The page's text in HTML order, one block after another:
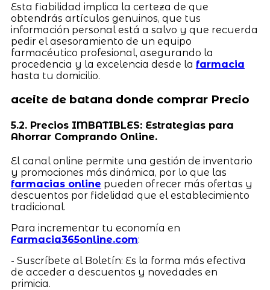
Esta fiabilidad implica la certeza de que
obtendrás artículos genuinos, que tus
información personal está a salvo y que recuerda
pedir el asesoramiento de un equipo
farmacéutico profesional, asegurando la
procedencia y la excelencia desde la farmacia
hasta tu domicilio.
aceite de batana donde comprar Precio
5.2. Precios IMBATIBLES: Estrategias para
Ahorrar Comprando Online.
El canal online permite una gestión de inventario
y promociones más dinámica, por lo que las
farmacias online pueden ofrecer más ofertas y
descuentos por fidelidad que el establecimiento
tradicional.
Para incrementar tu economía en
Farmacia365online.com:
- Suscríbete al Boletín: Es la forma más efectiva
de acceder a descuentos y novedades en
primicia.